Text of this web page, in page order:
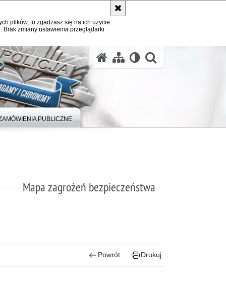
plików, to zgadzasz się na ich użycie
zmiany ustawienia przeglądarki
PUBLICZNE
Mapa zagrożeń bezpieczeństwa
Powrót Drukuj